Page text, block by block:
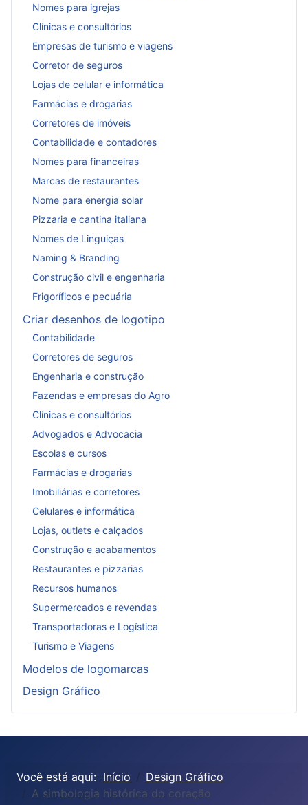
Nomes para igrejas
Clínicas e consultórios
Empresas de turismo e viagens
Corretor de seguros
Lojas de celular e informática
Farmácias e drogarias
Corretores de imóveis
Contabilidade e contadores
Nomes para financeiras
Marcas de restaurantes
Nome para energia solar
Pizzaria e cantina italiana
Nomes de Linguiças
Naming & Branding
Construção civil e engenharia
Frigoríficos e pecuária
Criar desenhos de logotipo
Contabilidade
Corretores de seguros
Engenharia e construção
Fazendas e empresas do Agro
Clínicas e consultórios
Advogados e Advocacia
Escolas e cursos
Farmácias e drogarias
Imobiliárias e corretores
Celulares e informática
Lojas, outlets e calçados
Construção e acabamentos
Restaurantes e pizzarias
Recursos humanos
Supermercados e revendas
Transportadoras e Logística
Turismo e Viagens
Modelos de logomarcas
Design Gráfico
Você está aqui: Início
Design Gráfico
A simbologia histórica do coração